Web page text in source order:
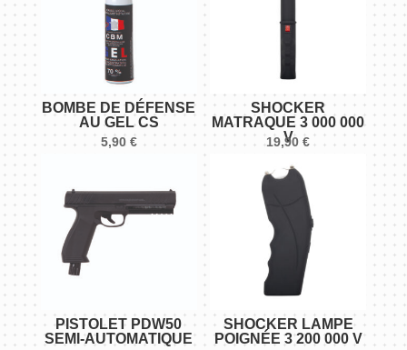
BOMBE DE DÉFENSE
AU GEL CS
5,90 €
SHOCKER
MATRAQUE 3 000 000
V
19,90€
PISTOLET PDW50
SEMI-AUTOMATIQUE
SHOCKER LAMPE
POIGNÉE 3 200 000 V